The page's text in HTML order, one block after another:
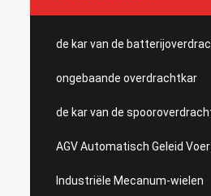
de kar van de
ongebaande overdrachtkar
de kar van de
AGV Automatisch Geleid
Industriële Mecanum-wielen